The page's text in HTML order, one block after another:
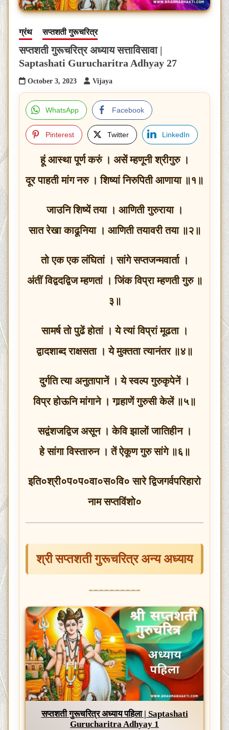
ग्रंथ सप्तशती गुरूचरित्र
सप्तशती गुरूचरित्र अध्याय सत्ताविसावा |
Saptashati Gurucharitra Adhyay 27
October 3, 2023 Vijaya
WhatsApp Facebook
Pinterest Twitter LinkedIn
हूं आस्था पूर्ण करुं । असें म्हणूनी श्रीगुरु ।
दूर पाहती मांग नरु । शिष्यां निरुपिती आणाया ॥१॥
जाउनि शिष्यें तया । आणिती गुरुराया ।
सात रेखा काढूनिया । आणिती तयावरी तया ॥२॥
तो एक एक लंघितां । सांगे सप्तजन्मवार्ता ।
अंतीं विद्वदद्विज म्हणतां । जिंक विप्रा म्हणती गुरु ॥
३॥
सामर्ष तो पुढें होतां । ये त्यां विप्रां मूढता ।
द्वादशाब्द राक्षसता । ये मुक्तता त्यानंतर ॥४॥
दुर्गति त्या अनुतापानें । ये स्वल्प गुरुकृपेनें ।
विप्र होऊनि मांगाने । गार्‍हाणें गुरुसी केलें ॥५॥
सद्वंशजद्विज असून । केवि झालों जातिहीन ।
हे सांगा विस्तारुन । तें ऐकूण गुरु सांगे ॥६॥
इति०श्री०प०प०वा०स०वि० सारे द्विजगर्वपरिहारो
नाम सप्तविंशो०
श्री सप्तशती गुरूचरित्र अन्य अध्याय
सप्तशती गुरूचरित्र अध्याय पहिला | Saptashati
Gurucharitra Adhyay 1